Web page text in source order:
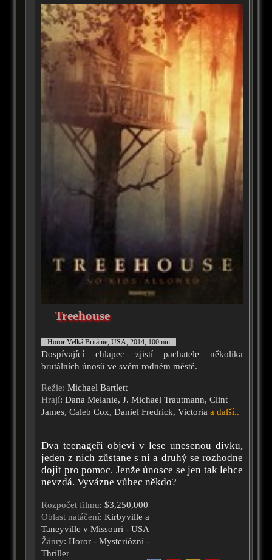
Treehouse
Horor Velká Británie, USA, 2014, 100min
Dospívající chlapec zjistí pachatele několika
brutálních únosů ve svém rodném městě.
Režie: Michael Bartlett
Hrají: Dana Melanie, J. Michael Trautmann, Clint
James, Caleb Cox, Daniel Fredrick, Victoria a další..
Dva teenageři objeví v lese unesenou dívku,
jeden z nich zůstane s ní a druhý se rozhodne
dojít pro pomoc. Jenže únosce se jen tak lehce
nevzdá. Vyvázne vůbec někdo?
Rozpočet filmu: $3,250,000
Oblast natáčení: Kirbyville a
Taneyville v Missouri - USA
Žánry: Horor - Mysteriózní -
Thriller